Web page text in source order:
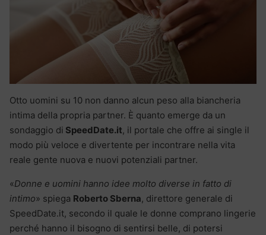
Otto uomini su 10 non danno alcun peso alla biancheria
intima della propria partner. È quanto emerge da un
sondaggio di SpeedDate.it, il portale che offre ai single il
modo più veloce e divertente per incontrare nella vita
reale gente nuova e nuovi potenziali partner.
«Donne e uomini hanno idee molto diverse in fatto di
intimo» spiega Roberto Sberna, direttore generale di
SpeedDate.it, secondo il quale le donne comprano lingerie
perché hanno il bisogno di sentirsi belle, di potersi